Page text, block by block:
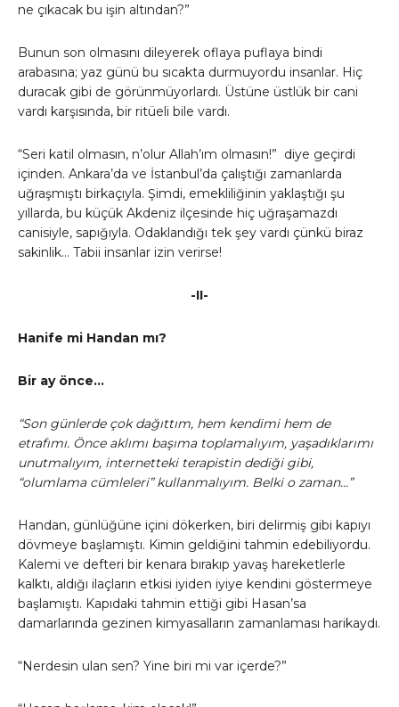
ne çıkacak bu işin altından?”
Bunun son olmasını dileyerek oflaya puflaya bindi
arabasına; yaz günü bu sıcakta durmuyordu insanlar. Hiç
duracak gibi de görünmüyorlardı. Üstüne üstlük bir cani
vardı karşısında, bir ritüeli bile vardı.
“Seri katil olmasın, n’olur Allah’ım olmasın!” diye geçirdi
içinden. Ankara’da ve İstanbul’da çalıştığı zamanlarda
uğraşmıştı birkaçıyla. Şimdi, emekliliğinin yaklaştığı şu
yıllarda, bu küçük Akdeniz ilçesinde hiç uğraşamazdı
canisiyle, sapığıyla. Odaklandığı tek şey vardı çünkü biraz
sakinlik… Tabii insanlar izin verirse!
-II-
Hanife mi Handan mı?
Bir ay önce…
“Son günlerde çok dağıttım, hem kendimi hem de
etrafımı. Önce aklımı başıma toplamalıyım, yaşadıklarımı
unutmalıyım, internetteki terapistin dediği gibi,
“olumlama cümleleri” kullanmalıyım. Belki o zaman…”
Handan, günlüğüne içini dökerken, biri delirmiş gibi kapıyı
dövmeye başlamıştı. Kimin geldiğini tahmin edebiliyordu.
Kalemi ve defteri bir kenara bırakıp yavaş hareketlerle
kalktı, aldığı ilaçların etkisi iyiden iyiye kendini göstermeye
başlamıştı. Kapıdaki tahmin ettiği gibi Hasan’sa
damarlarında gezinen kimyasalların zamanlaması harikaydı.
“Nerdesin ulan sen? Yine biri mi var içerde?”